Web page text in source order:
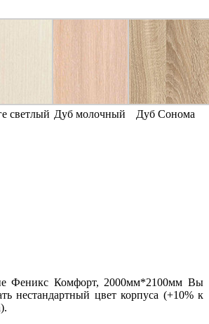
светлый Дуб молочный Дуб Сонома
Феникс Комфорт, 2000мм*2100мм Вы
нестандартный цвет корпуса (+10% к